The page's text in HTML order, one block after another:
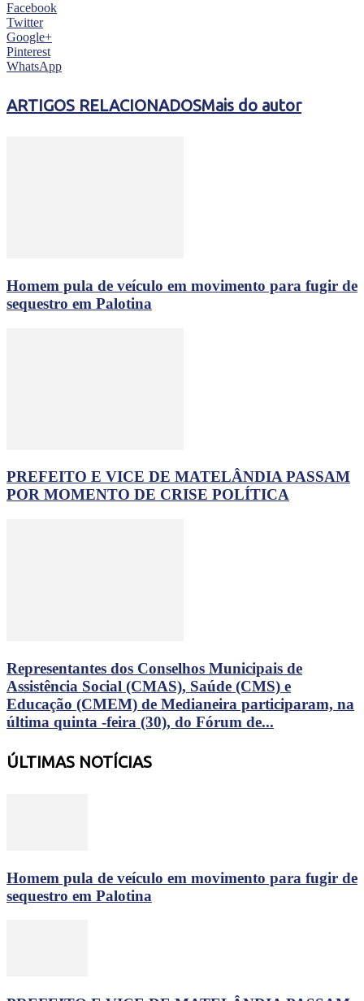
Facebook
Twitter
Google+
Pinterest
WhatsApp
ARTIGOS RELACIONADOSMais do autor
Homem pula de veículo em movimento para fugir de
sequestro em Palotina
PREFEITO E VICE DE MATELÂNDIA PASSAM
POR MOMENTO DE CRISE POLÍTICA
Representantes dos Conselhos Municipais de
Assistência Social (CMAS), Saúde (CMS) e
Educação (CMEM) de Medianeira participaram, na
última quinta -feira (30), do Fórum de...
ÚLTIMAS NOTÍCIAS
Homem pula de veículo em movimento para fugir de
sequestro em Palotina